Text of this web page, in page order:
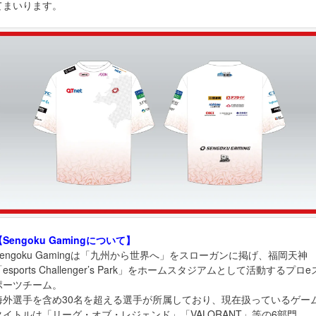
いります。
Sengoku Gamingについて】
Gamingは「九州から世界へ」をスローガンに掲げ、福岡天神
esports Challenger’s Park」をホームスタジアムとして活動するプロe
ツチーム。
外選手を含め30名を超える選手が所属しており、現在扱っているゲー